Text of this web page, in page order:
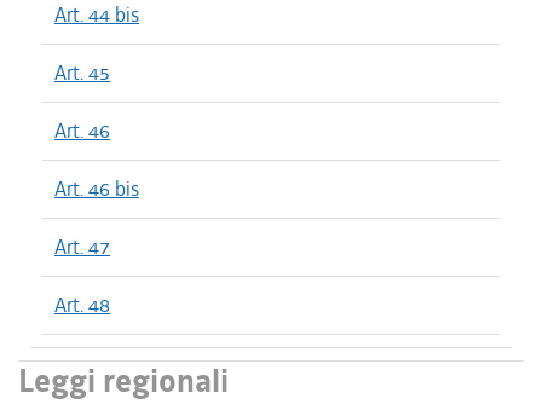
Art. 44 bis
Art. 45
Art. 46
Art. 46 bis
Art. 47
Art. 48
Leggi regionali